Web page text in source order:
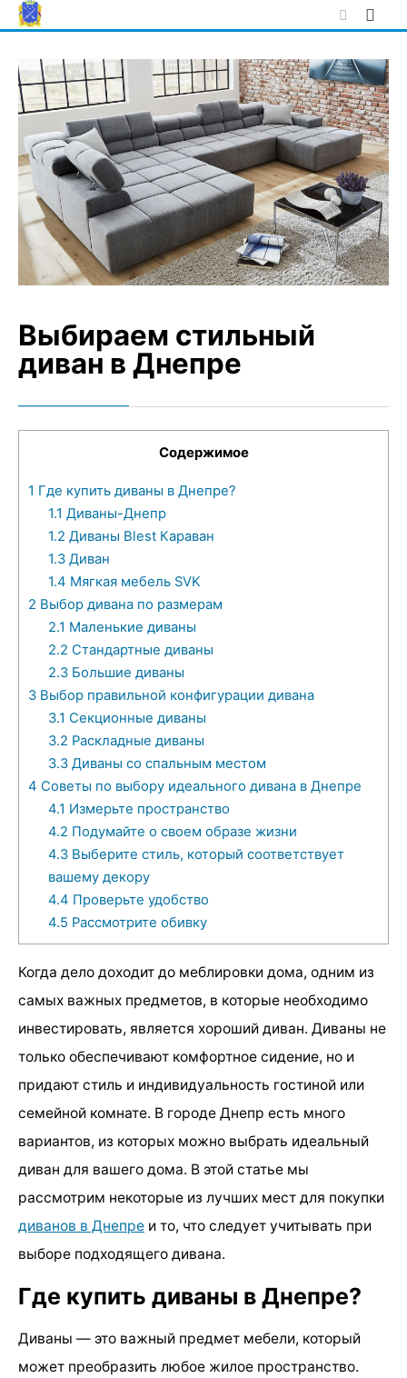
Skip
to
Выбираем стильный
диван в Днепре
Содержимое
1 Где купить диваны в Днепре?
1.1 Диваны-Днепр
1.2 Диваны Blest Караван
1.3 Диван
1.4 Мягкая мебель SVK
2 Выбор дивана по размерам
2.1 Маленькие диваны
2.2 Стандартные диваны
2.3 Большие диваны
3 Выбор правильной конфигурации дивана
3.1 Секционные диваны
3.2 Раскладные диваны
3.3 Диваны со спальным местом
4 Советы по выбору идеального дивана в Днепре
4.1 Измерьте пространство
4.2 Подумайте о своем образе жизни
4.3 Выберите стиль, который соответствует
вашему декору
4.4 Проверьте удобство
4.5 Рассмотрите обивку
Когда дело доходит до меблировки дома, одним из
самых важных предметов, в которые необходимо
инвестировать, является хороший диван. Диваны не
только обеспечивают комфортное сидение, но и
придают стиль и индивидуальность гостиной или
семейной комнате. В городе Днепр есть много
вариантов, из которых можно выбрать идеальный
диван для вашего дома. В этой статье мы
рассмотрим некоторые из лучших мест для покупки
диванов в Днепре и то, что следует учитывать при
выборе подходящего дивана.
Где купить диваны в Днепре?
Диваны — это важный предмет мебели, который
может преобразить любое жилое пространство.